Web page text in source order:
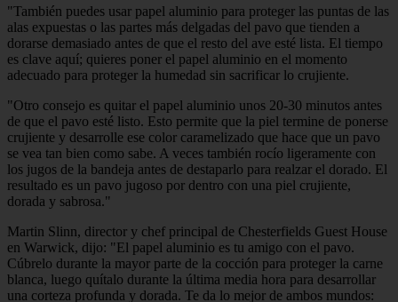
"También puedes usar papel aluminio para proteger las puntas de las
alas expuestas o las partes más delgadas del pavo que tienden a
dorarse demasiado antes de que el resto del ave esté lista. El tiempo
es clave aquí; quieres poner el papel aluminio en el momento
adecuado para proteger la humedad sin sacrificar lo crujiente.
"Otro consejo es quitar el papel aluminio unos 20-30 minutos antes
de que el pavo esté listo. Esto permite que la piel termine de ponerse
crujiente y desarrolle ese color caramelizado que hace que un pavo
se vea tan bien como sabe. A veces también rocío ligeramente con
los jugos de la bandeja antes de destaparlo para realzar el dorado. El
resultado es un pavo jugoso por dentro con una piel crujiente,
dorada y sabrosa."
Martin Slinn, director y chef principal de Chesterfields Guest House
en Warwick, dijo: "El papel aluminio es tu amigo con el pavo.
Cúbrelo durante la mayor parte de la cocción para proteger la carne
blanca, luego quítalo durante la última media hora para desarrollar
una corteza profunda y dorada. Te da lo mejor de ambos mundos: